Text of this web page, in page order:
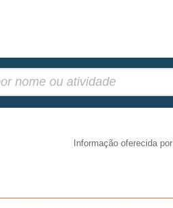
Informação oferecida por